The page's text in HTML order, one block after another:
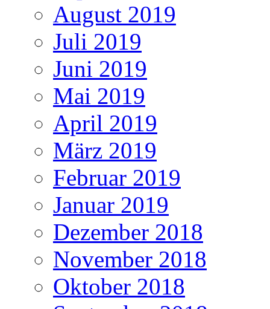
August 2019
Juli 2019
Juni 2019
Mai 2019
April 2019
März 2019
Februar 2019
Januar 2019
Dezember 2018
November 2018
Oktober 2018